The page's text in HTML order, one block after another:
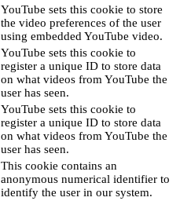
YouTube sets this cookie to store
the video preferences of the user
using embedded YouTube video.
YouTube sets this cookie to
register a unique ID to store data
on what videos from YouTube the
user has seen.
YouTube sets this cookie to
register a unique ID to store data
on what videos from YouTube the
user has seen.
This cookie contains an
anonymous numerical identifier to
identify the user in our system.